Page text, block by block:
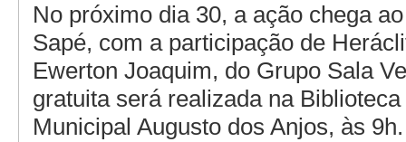
No próximo dia 30, a ação chega
Sapé, com a participação de
Ewerton Joaquim, do Grupo Sala
gratuita será realizada na
Municipal Augusto dos Anjos, às 9h.